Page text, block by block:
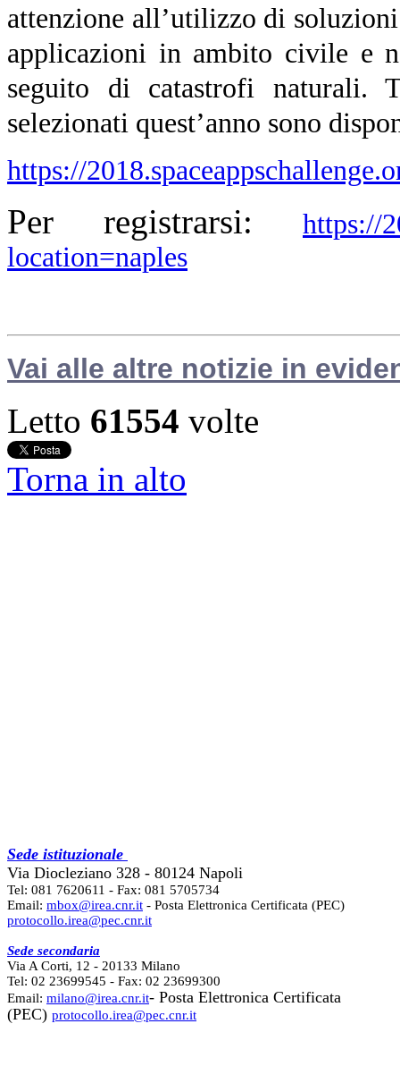
attenzione all’utilizzo di
applicazioni in ambito civile e
seguito di catastrofi naturali.
selezionati quest’anno sono
https://
Per registrarsi:
https://
location=naples
Vai alle altre notizie in
Letto 61554 volte
Torna in alto
Sede istituzionale
Via Diocleziano 328 - 80124 Napoli
Tel: 081 7620611 - Fax: 081 5705734
Email: mbox@irea.cnr.it - Posta Elettronica Certificata (PEC)
protocollo.irea@pec.cnr.it
Sede secondaria
Via A Corti, 12 - 20133 Milano
Tel: 02 23699545 - Fax: 02 23699300
Email: milano@irea.cnr.it- Posta Elettronica Certificata
(PEC) protocollo.irea@pec.cnr.it